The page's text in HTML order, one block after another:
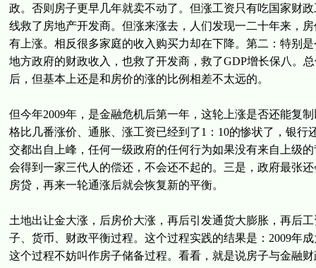
政。否则房子更早几年就卖不动了。但涨工资只有吃国家财
线救了房地产开发商。但涨来涨去，人们发现一二十年来，
有上涨。相反很多家庭的收入购买力却在下降。第二：特别
地方政府的财政收入，也救了开发商，救了GDP增长保八。
后，但基本上还是和房价的涨的比例相差不太远的。
但今年2009年，是金融危机后第一年，这轮上涨是否还能复
格比几番涨价、通胀、涨工资已经到了1：10的惨状了，银
交都出自上峰，任何一级政府的任何行为如果没有来自上级
会得到一家三代人的偿还，不会还不起的。三是，政府最张
房贷，再来一轮通涨后就会恢复新的平衡。
土地出让金大涨，后房价大涨，再后引发通货大膨胀，再后
子、货币、财政平衡过程。这个过程实践的结果是：2009年
这个过程不妨叫作房子储备过程。看看，就是说房子与金融